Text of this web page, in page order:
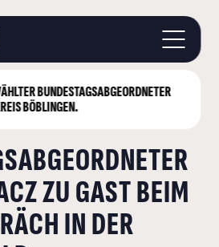
BUNDESTAGS­ABGEORDNETER
BÖBLINGEN.
BÖBLINGEN
BUNDESTAG
KONTAKT
ZU GAST BEIM
IN DER